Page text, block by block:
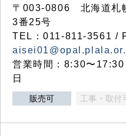
〒003-0806 北海道札
3番25号
TEL：011-811-3561 /
営業時間：8:30〜
日
販売可 工事・取付